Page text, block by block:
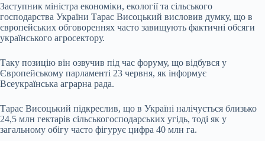
Заступник міністра економіки, екології та сільського
господарства України Тарас Висоцький висловив думку, що в
європейських обговореннях часто завищують фактичні обсяги
українського агросектору.
Таку позицію він озвучив під час форуму, що відбувся у
Європейському парламенті 23 червня, як інформує
Всеукраїнська аграрна рада.
Тарас Висоцький підкреслив, що в Україні налічується близько
24,5 млн гектарів сільськогосподарських угідь, тоді як у
загальному обігу часто фігурує цифра 40 млн га.